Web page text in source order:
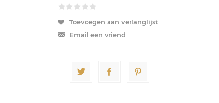
Toevoegen aan verlanglijst
Email een vriend